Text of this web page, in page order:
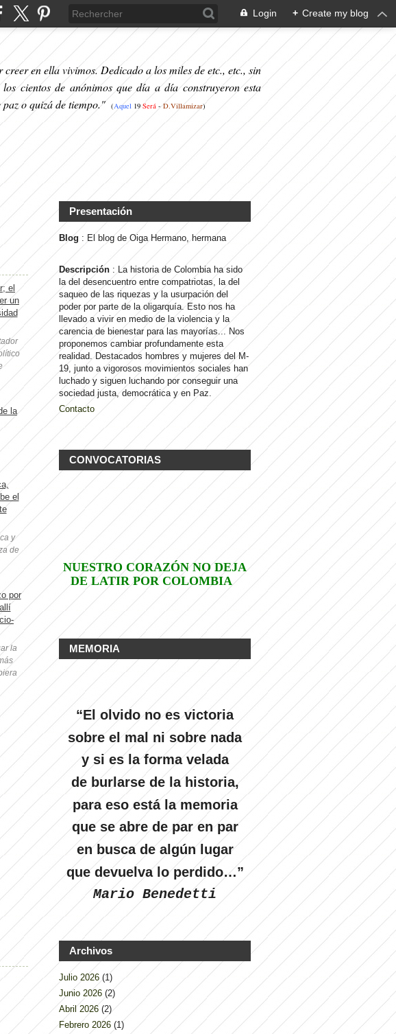
Login + Create my blog
en ella vivimos. Dedicado a los miles de etc., etc., sin
cientos de anónimos que día a día construyeron esta
o quizá de tiempo." (Aquel 19 Será - D.Villamizar)
y
de
la
Presentación
Blog : El blog de Oiga Hermano, hermana
Descripción : La historia de Colombia ha sido
la del desencuentro entre compatriotas, la del
saqueo de las riquezas y la usurpación del
poder por parte de la oligarquía. Esto nos ha
llevado a vivir en medio de la violencia y la
carencia de bienestar para las mayorías... Nos
proponemos cambiar profundamente esta
realidad. Destacados hombres y mujeres del M-
19, junto a vigorosos movimientos sociales han
luchado y siguen luchando por conseguir una
sociedad justa, democrática y en Paz.
Contacto
CONVOCATORIAS
NUESTRO CORAZÓN NO DEJA
DE LATIR POR COLOMBIA
MEMORIA
“El olvido no es victoria
sobre el mal ni sobre nada
y si es la forma velada
de burlarse de la historia,
para eso está la memoria
que se abre de par en par
en busca de algún lugar
que devuelva lo perdido…”
Mario Benedetti
Archivos
Julio 2026 (1)
Junio 2026 (2)
Abril 2026 (2)
Febrero 2026 (1)